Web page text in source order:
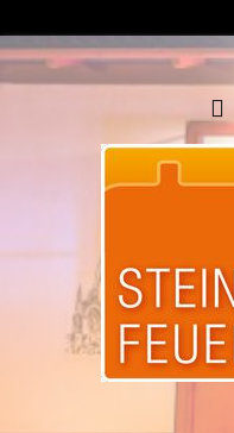
Seit 1877 für Ihren